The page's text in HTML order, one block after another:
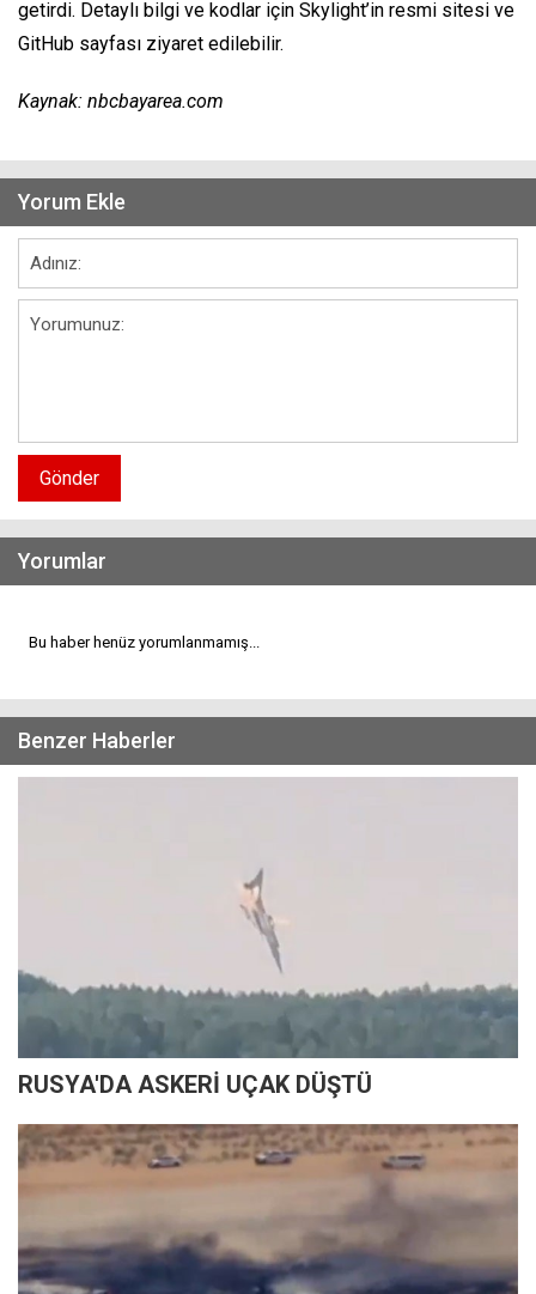
getirdi. Detaylı bilgi ve kodlar için Skylight’in resmi sitesi ve
GitHub sayfası ziyaret edilebilir.
Kaynak: nbcbayarea.com
Yorum Ekle
Gönder
Yorumlar
Bu haber henüz yorumlanmamış...
Benzer Haberler
RUSYA'DA ASKERİ UÇAK DÜŞTÜ